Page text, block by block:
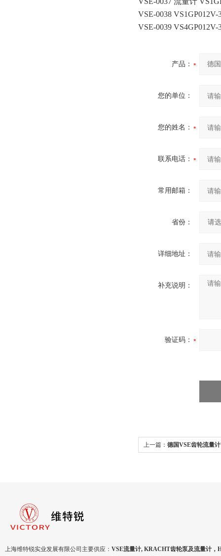
VSE-0038 VS1GP012V-
VSE-0039 VS4GP012V-
产品：
您的单位：
您的姓名：
联系电话：
常用邮箱：
省份：
详细地址：
补充说明：
验证码：
上一篇： 德国VSE齿轮流量
上海维特锐实业发展有限公司主要供应： VSE流量计, KRACHT齿轮泵及流量计，